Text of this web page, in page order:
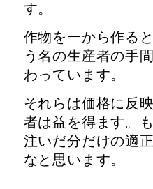
す。
作物を一から作る
う名の生産者の手
わっています。
それらは価格に反
者は益を得ます。
注いだ分だけの適
なと思います。